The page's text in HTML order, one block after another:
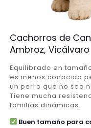
Cachorros de
Ambroz, Vicálvaro
Equilibrado en
es menos conocido
un perro que no sea
Tiene mucha
familias dinámicas.
Buen tamaño para